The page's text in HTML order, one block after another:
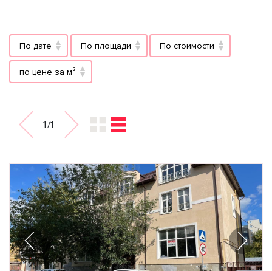
По дате По площади По стоимости
по цене за м²
1/1